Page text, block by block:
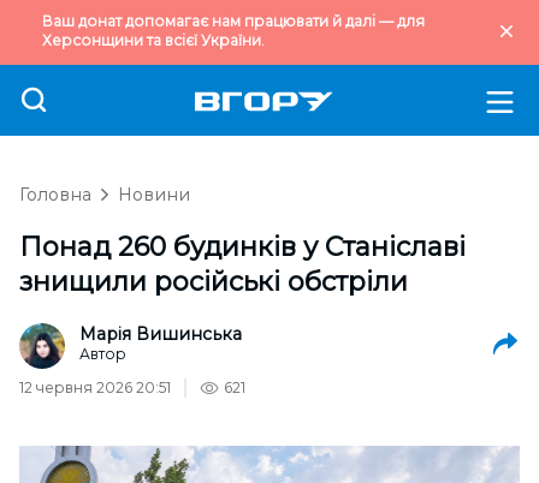
Ваш донат допомагає нам працювати й далі — для
Херсонщини та всієї України.
Головна Новини
Понад 260 будинків у Станіславі
знищили російські обстріли
Марія Вишинська
Автор
12 червня 2026 20:51
621